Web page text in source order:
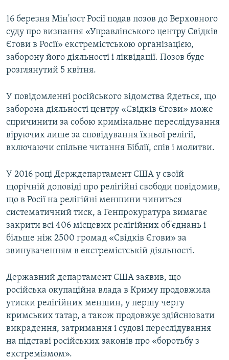
16 березня Мін'юст Росії подав позов до Верховного
суду про визнання «Управлінського центру Свідків
Єгови в Росії» екстремістською організацією,
заборону його діяльності і ліквідації. Позов буде
розглянутий 5 квітня.
У повідомленні російського відомства йдеться, що
заборона діяльності центру «Свідків Єгови» може
спричинити за собою кримінальне переслідування
віруючих лише за сповідування їхньої релігії,
включаючи спільне читання Біблії, спів і молитви.
У 2016 році Держдепартамент США у своїй
щорічній доповіді про релігійні свободи повідомив,
що в Росії на релігійні меншини чиниться
систематичний тиск, а Генпрокуратура вимагає
закрити всі 406 місцевих релігійних об'єднань і
більше ніж 2500 громад «Свідків Єгови» за
звинуваченням в екстремістській діяльності.
Державний департамент США заявив, що
російська окупаційна влада в Криму продовжила
утиски релігійних меншин, у першу чергу
кримських татар, а також продовжує здійснювати
викрадення, затримання і судові переслідування
на підставі російських законів про «боротьбу з
екстремізмом».